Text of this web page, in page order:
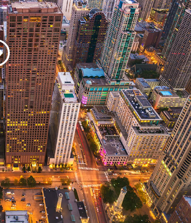
Редагування фото
ювелірних виробів
Дані для